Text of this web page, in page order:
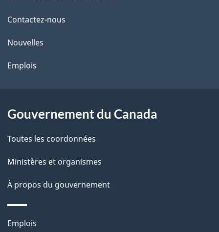
l
s
d
l
p
a
g
e
de
ce
site
Contactez-nous
Nouvelles
Emplois
Gouvernement du Canada
Toutes les coordonnées
Ministères et organismes
À propos du gouvernement
Thèmes
Emplois